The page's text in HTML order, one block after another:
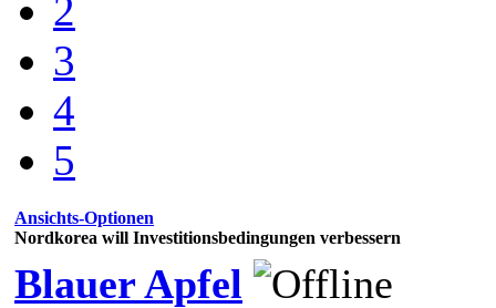
2
3
4
5
Ansichts-Optionen
Nordkorea will Investitionsbedingungen verbessern
Blauer Apfel